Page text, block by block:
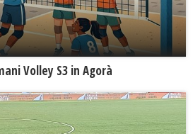
Volley S3 in Agorà